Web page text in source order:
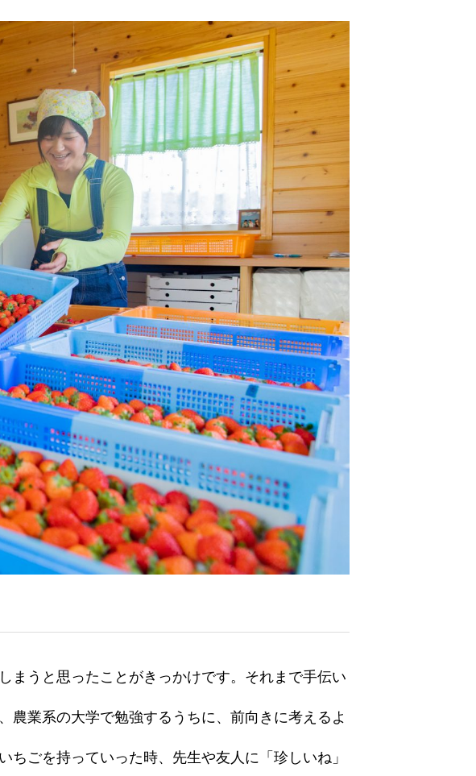
まうと思ったことがきっかけです。それまで手伝い
農業系の大学で勉強するうちに、前向きに考えるよ
ごを持っていった時、先生や友人に「珍しいね」